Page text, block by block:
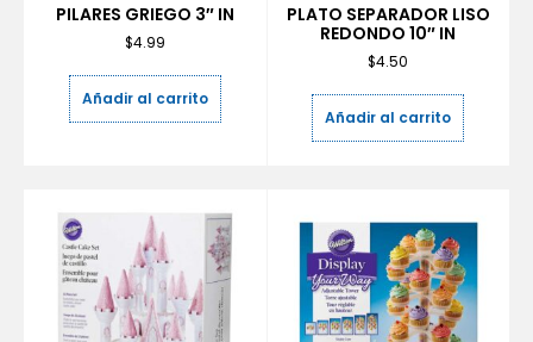
PILARES GRIEGO 3″ IN
$4.99
Añadir al carrito
PLATO SEPARADOR LISO
REDONDO 10″ IN
$4.50
Añadir al carrito